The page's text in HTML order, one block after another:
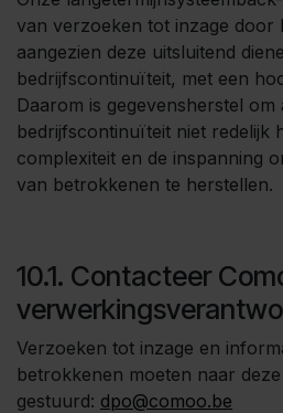
van verzoeken tot inzage door
aangezien deze uitsluitend
bedrijfscontinuïteit, met een
Daarom is gegevensherstel
bedrijfscontinuïteit niet redelijk
complexiteit en de inspanning
van betrokkenen te herstellen.
10.1. Contacteer
Verzoeken tot inzage en
betrokkenen moeten naar
gestuurd: dpo@comoo.be